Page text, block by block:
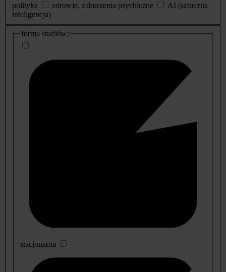
polityka
zdrowie, zaburzenia psychiczne
AI (sztuczna
inteligencja)
dodatkowe
informacje
forma studiów:
stacjonarna